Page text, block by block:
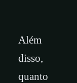
Além
disso,
quanto